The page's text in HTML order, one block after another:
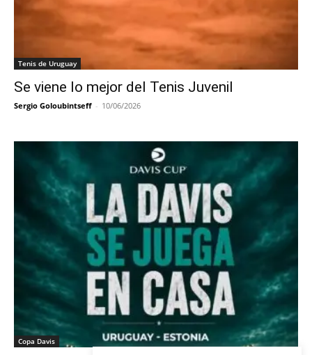
Tenis de Uruguay
Se viene lo mejor del Tenis Juvenil
Sergio Goloubintseff - 10/06/2026
Copa Davis